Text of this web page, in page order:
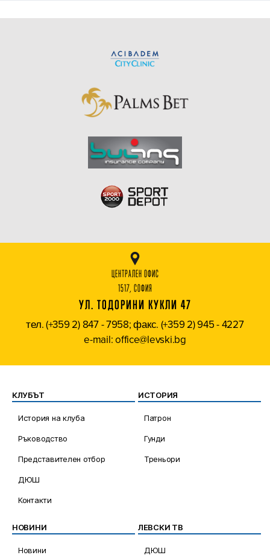
ЦЕНТРАЛЕН ОФИС
1517, СОФИЯ
УЛ. ТОДОРИНИ КУКЛИ 47
тел. (+359 2) 847 - 7958; факс. (+359 2) 945 - 4227
e-mail: office@levski.bg
КЛУБЪТ
История на клуба
Ръководство
Представителен отбор
ДЮШ
Контакти
ИСТОРИЯ
Патрон
Гунди
Треньори
НОВИНИ
Новини
ЛЕВСКИ ТВ
ДЮШ